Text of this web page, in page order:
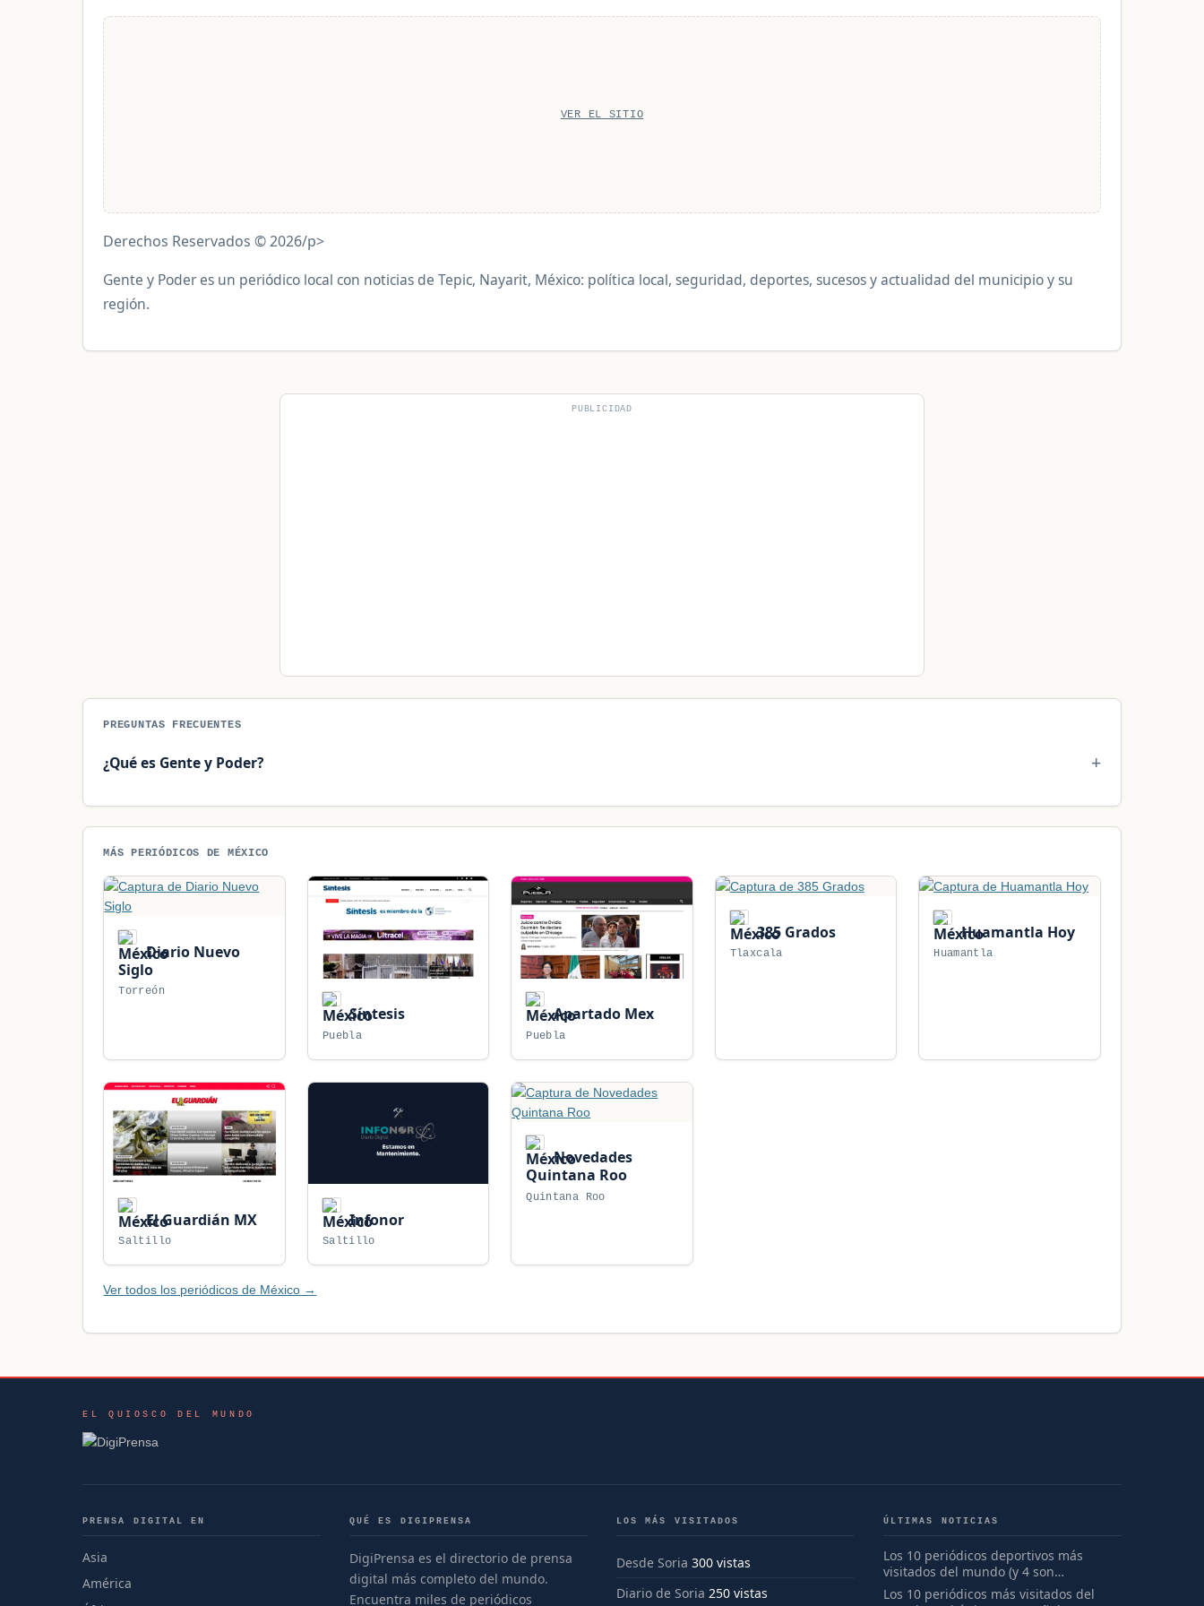
VER EL SITIO
Derechos Reservados © 2026/p>
Gente y Poder es un periódico local con noticias de Tepic, Nayarit, México: política local, seguridad, deportes, sucesos y actualidad del municipio y su
región.
PUBLICIDAD
PREGUNTAS FRECUENTES
¿Qué es Gente y Poder?
MÁS PERIÓDICOS DE MÉXICO
Diario Nuevo
Siglo
Torreón
Síntesis
Puebla
Apartado Mex
Puebla
385 Grados
Tlaxcala
Huamantla Hoy
Huamantla
El Guardián MX
Saltillo
Infonor
Saltillo
Novedades
Quintana Roo
Quintana Roo
Ver todos los periódicos de México →
EL QUIOSCO DEL MUNDO
PRENSA DIGITAL EN
Asia
América
QUÉ ES DIGIPRENSA
DigiPrensa es el directorio de prensa
digital más completo del mundo.
Encuentra miles de periódicos
LOS MÁS VISITADOS
Desde Soria 300 vistas
Diario de Soria 250 vistas
ÚLTIMAS NOTICIAS
Los 10 periódicos deportivos más
visitados del mundo (y 4 son
españoles)
Los 10 periódicos más visitados del